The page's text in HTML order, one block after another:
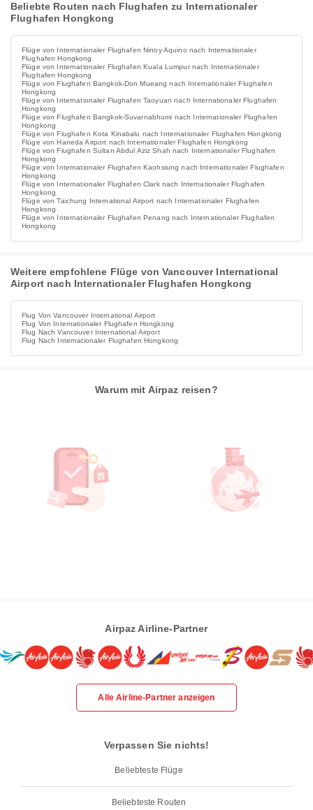
Beliebte Routen nach Flughafen zu Internationaler
Flughafen Hongkong
Flüge von Internationaler Flughafen Ninoy Aquino nach Internationaler
Flughafen Hongkong
Flüge von Internationaler Flughafen Kuala Lumpur nach Internationaler
Flughafen Hongkong
Flüge von Flughafen Bangkok-Don Mueang nach Internationaler Flughafen
Hongkong
Flüge von Internationaler Flughafen Taoyuan nach Internationaler Flughafen
Hongkong
Flüge von Flughafen Bangkok-Suvarnabhumi nach Internationaler Flughafen
Hongkong
Flüge von Flughafen Kota Kinabalu nach Internationaler Flughafen Hongkong
Flüge von Haneda Airport nach Internationaler Flughafen Hongkong
Flüge von Flughafen Sultan Abdul Aziz Shah nach Internationaler Flughafen
Hongkong
Flüge von Internationaler Flughafen Kaohsiung nach Internationaler Flughafen
Hongkong
Flüge von Internationaler Flughafen Clark nach Internationaler Flughafen
Hongkong
Flüge von Taichung International Airport nach Internationaler Flughafen
Hongkong
Flüge von Internationaler Flughafen Penang nach Internationaler Flughafen
Hongkong
Weitere empfohlene Flüge von Vancouver International
Airport nach Internationaler Flughafen Hongkong
Flug Von Vancouver International Airport
Flug Von Internationaler Flughafen Hongkong
Flug Nach Vancouver International Airport
Flug Nach Internationaler Flughafen Hongkong
Warum mit Airpaz reisen?
Airpaz Airline-Partner
Alle Airline-Partner anzeigen
Verpassen Sie nichts!
Beliebteste Flüge
Beliebteste Routen